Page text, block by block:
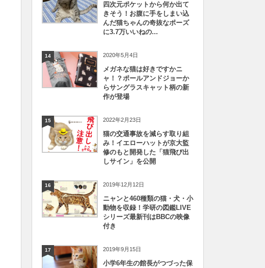
四次元ポケットから何か出て
きそう！お腹に手をしまい込
んだ猫ちゃんの奇抜なポーズ
に3.7万いいねの...
14 2020年5月4日
メガネな猫は好きですかニ
ャ！？ポールアンドジョーか
らサングラスキャット柄の新
作が登場
15 2022年2月23日
猫の交通事故を減らす取り組
み！イエローハットが京大監
修のもと開発した「猫飛び出
しサイン」を公開
16 2019年12月12日
ニャンと460種類の猫・犬・小
動物を収録！学研の図鑑LIVE
シリーズ最新刊はBBCの映像
付き
17 2019年9月15日
小学6年生の館長がつづった保